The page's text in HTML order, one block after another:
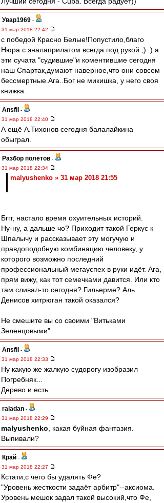
Увар1969 -
31 мар 2018 22:42
с победой Красно Белые!Попустило,благо
Нюра с эналаприлатом всегда под рукой ;) :) а
эти сучата "судившие"и коментившие сегодня
наш Спартак,думают наверное,что они совсем
бессмертные.Ага..Бог не микишка, у него своя
книжка.
Ansfil -
31 мар 2018 22:40
А ещё А.Тихонов сегодня балалайкина
обыграл.
Разбор полетов -
31 мар 2018 22:34
malyushenko » 31 мар 2018 21:55
Бггг, настало время охуительных историй.
Ну-ну, а дальше чо? Приходит такой Геркус к
Шпалычу и рассказывает эту могучую и
правдоподобную комбинацию человеку, у
которого возможно последний
профессиональный мегауспех в руки идёт. Ага,
прям вижу, как тот семечками давится. Или кто
там сливал-то сегодня? Гильерме? Аль
Денисов хитрюган такой оказался?
Не смешите вы со своими "Витьками
Зеленцовыми".
Ansfil -
31 мар 2018 22:33
Ну какую же жалкую судорогу изобразил
Погребняк...
Дерево и есть
raladan -
31 мар 2018 22:29
malyushenko , какая буйная фантазия.
Выпивали?
Край -
31 мар 2018 22:27
Кстати,с чего бы удалять Фе?
"Уровень жесткости задаёт арбитр"--аксиома.
Уровень мешок задал такой высокий,что Фе,